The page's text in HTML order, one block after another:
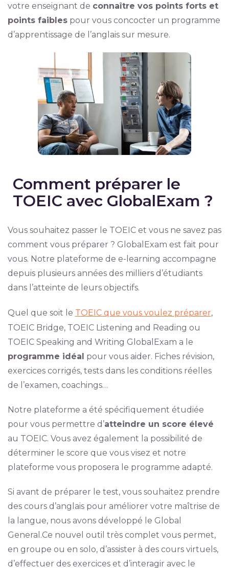
votre enseignant de connaître vos points forts et
points faiblespour vous concocter un programme
d’apprentissage de l’anglais sur mesure.
Comment préparer le
TOEIC avec GlobalExam ?
Vous souhaitez passer le TOEIC et vous ne savez pas
comment vous préparer ? GlobalExam est fait pour
vous. Notre plateforme de e-learning accompagne
depuis plusieurs années des milliers d’étudiants
dans l’atteinte de leurs objectifs.
Quel que soit le TOEIC que vous voulez préparer,
TOEIC Bridge, TOEIC Listening and Reading ou
TOEIC Speaking and Writing GlobalExam a le
programme idéal pour vous aider. Fiches révision,
exercices corrigés, tests dans les conditions réelles
de l’examen, coachings…
Notre plateforme a été spécifiquement étudiée
pour vous permettre d’atteindre un score élevé
au TOEIC. Vous avez également la possibilité de
déterminer le score que vous visez et notre
plateforme vous proposera le programme adapté.
Si avant de préparer le test, vous souhaitez prendre
des cours d’anglais pour améliorer votre maîtrise de
la langue, nous avons développé le Global
General.Ce nouvel outil très complet vous permet,
en groupe ou en solo, d’assister à des cours virtuels,
d’effectuer des exercices et d’interagir avec le